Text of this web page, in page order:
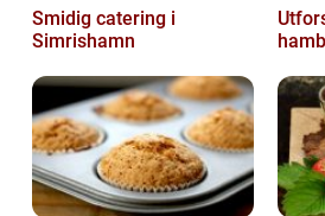
Smidig catering i
Simrishamn